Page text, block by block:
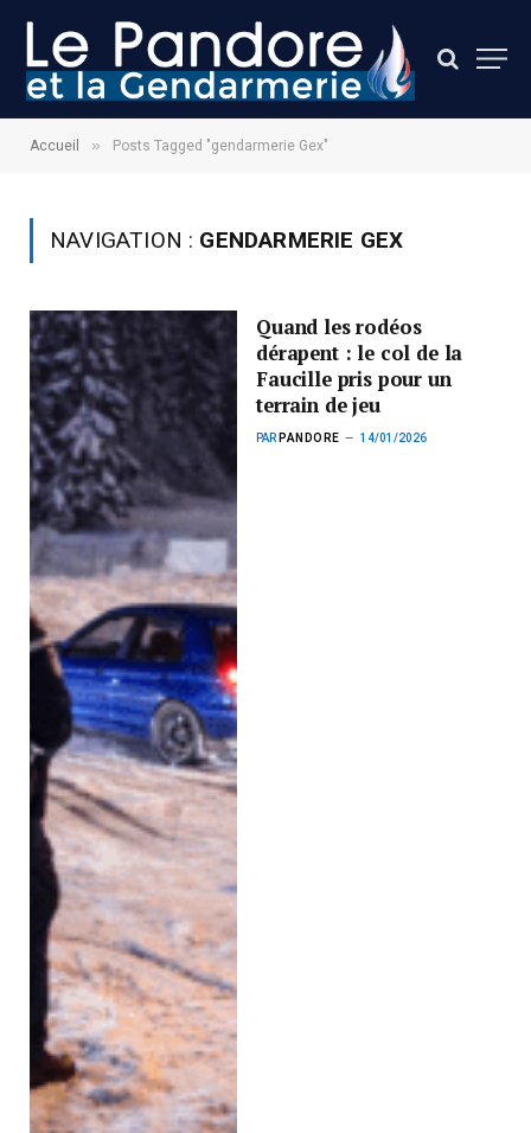
Accueil » Posts Tagged "gendarmerie Gex"
NAVIGATION : GENDARMERIE GEX
Quand les rodéos
dérapent : le col de la
Faucille pris pour un
terrain de jeu
PAR PANDORE 14/01/2026